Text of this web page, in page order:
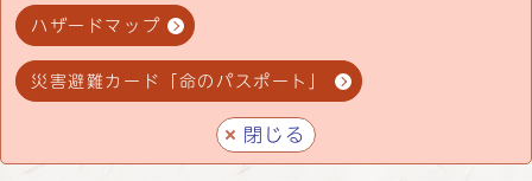
ハザードマップ
災害避難カード「命のパスポート」
閉じる